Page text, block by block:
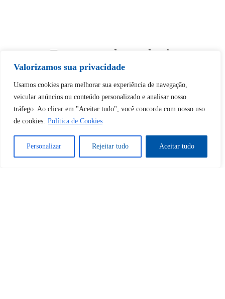
Valorizamos sua privacidade
Usamos cookies para melhorar sua experiência de navegação,
veicular anúncios ou conteúdo personalizado e analisar nosso
tráfego. Ao clicar em "Aceitar tudo", você concorda com nosso uso
de cookies. Política de Cookies
Personalizar Rejeitar tudo Aceitar tudo
Tem certeza de que deseja
desbloquear esta publicação?
Desbloquear esquerda : 0
Sim